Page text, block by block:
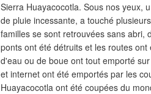
Sierra Huayacocotla. Sous nos yeux,
de pluie incessante, a touché
familles se sont retrouvées sans abri,
ponts ont été détruits et les routes
d'eau ou de boue ont tout emporté
et internet ont été emportés par les
Huayacocotla ont été coupées du